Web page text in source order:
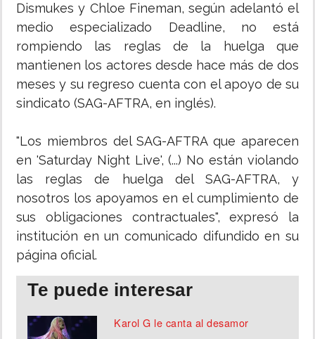
Dismukes y Chloe Fineman, según adelantó el
medio especializado Deadline, no está
rompiendo las reglas de la huelga que
mantienen los actores desde hace más de dos
meses y su regreso cuenta con el apoyo de su
sindicato (SAG-AFTRA, en inglés).
"Los miembros del SAG-AFTRA que aparecen
en 'Saturday Night Live', (...) No están violando
las reglas de huelga del SAG-AFTRA, y
nosotros los apoyamos en el cumplimiento de
sus obligaciones contractuales", expresó la
institución en un comunicado difundido en su
página oficial.
Te puede interesar
Karol G le canta al desamor